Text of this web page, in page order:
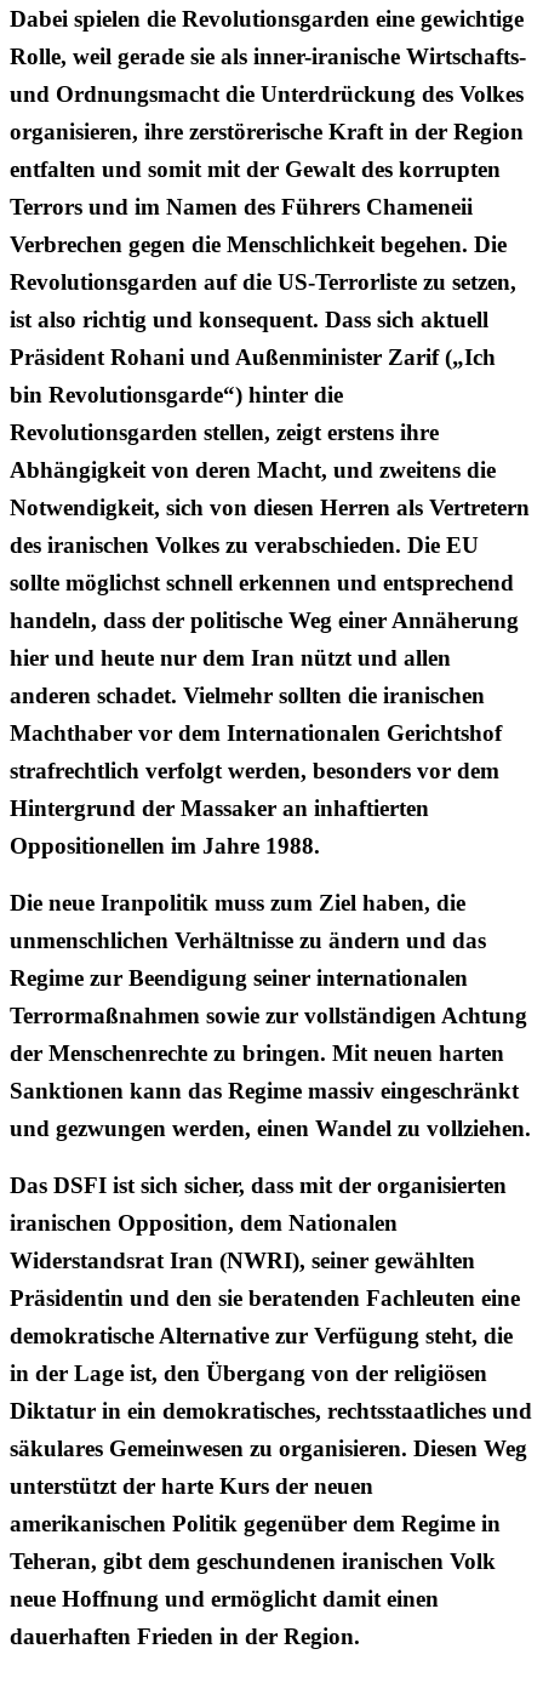
Dabei spielen die Revolutionsgarden eine gewichtige
Rolle, weil gerade sie als inner-iranische Wirtschafts-
und Ordnungsmacht die Unterdrückung des Volkes
organisieren, ihre zerstörerische Kraft in der Region
entfalten und somit mit der Gewalt des korrupten
Terrors und im Namen des Führers Chameneii
Verbrechen gegen die Menschlichkeit begehen. Die
Revolutionsgarden auf die US-Terrorliste zu setzen,
ist also richtig und konsequent. Dass sich aktuell
Präsident Rohani und Außenminister Zarif („Ich
bin Revolutionsgarde“) hinter die
Revolutionsgarden stellen, zeigt erstens ihre
Abhängigkeit von deren Macht, und zweitens die
Notwendigkeit, sich von diesen Herren als Vertretern
des iranischen Volkes zu verabschieden. Die EU
sollte möglichst schnell erkennen und entsprechend
handeln, dass der politische Weg einer Annäherung
hier und heute nur dem Iran nützt und allen
anderen schadet. Vielmehr sollten die iranischen
Machthaber vor dem Internationalen Gerichtshof
strafrechtlich verfolgt werden, besonders vor dem
Hintergrund der Massaker an inhaftierten
Oppositionellen im Jahre 1988.
Die neue Iranpolitik muss zum Ziel haben, die
unmenschlichen Verhältnisse zu ändern und das
Regime zur Beendigung seiner internationalen
Terrormaßnahmen sowie zur vollständigen Achtung
der Menschenrechte zu bringen. Mit neuen harten
Sanktionen kann das Regime massiv eingeschränkt
und gezwungen werden, einen Wandel zu vollziehen.
Das DSFI ist sich sicher, dass mit der organisierten
iranischen Opposition, dem Nationalen
Widerstandsrat Iran (NWRI), seiner gewählten
Präsidentin und den sie beratenden Fachleuten eine
demokratische Alternative zur Verfügung steht, die
in der Lage ist, den Übergang von der religiösen
Diktatur in ein demokratisches, rechtsstaatliches und
säkulares Gemeinwesen zu organisieren. Diesen Weg
unterstützt der harte Kurs der neuen
amerikanischen Politik gegenüber dem Regime in
Teheran, gibt dem geschundenen iranischen Volk
neue Hoffnung und ermöglicht damit einen
dauerhaften Frieden in der Region.